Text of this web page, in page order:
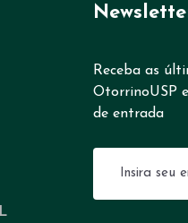
Receba as
OtorrinoUSP
de entrada